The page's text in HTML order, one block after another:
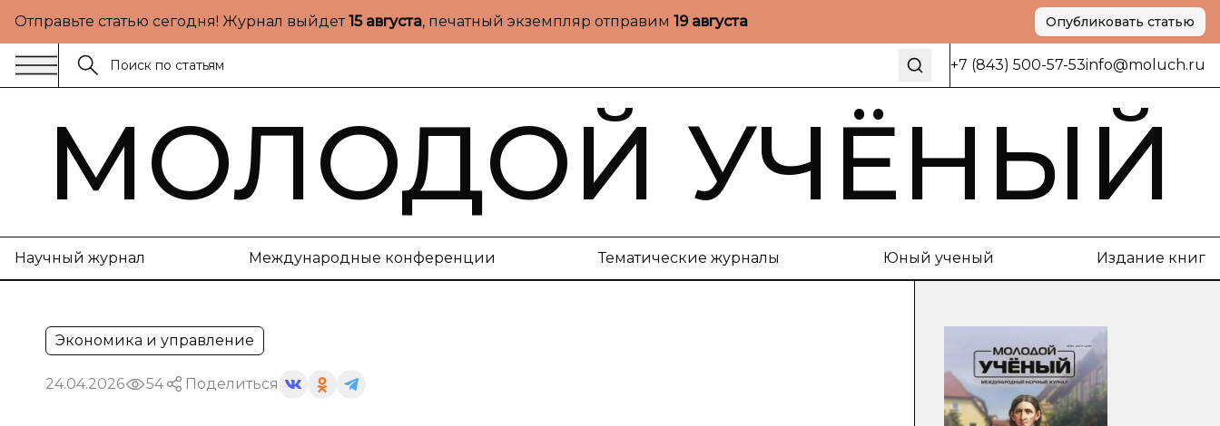
Отправьте статью сегодня! Журнал выйдет15 августа, печатный экземпляр отправим 19 августа Опубликовать статью
+7 (843) 500-57-53info@moluch.ru
МОЛОДОЙ УЧЁНЫЙ
Научный журнал Международные конференции Тематические журналы Юный ученый Издание книг
Экономика и управление
24.04.2026 54 Поделиться